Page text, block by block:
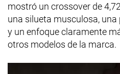
mostró un crossover de
una silueta musculosa,
y un enfoque claramente
otros modelos de la marca.